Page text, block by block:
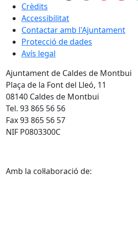
Crèdits
Accessibilitat
Contactar amb l'Ajuntament
Protecció de dades
Avís legal
Ajuntament de Caldes de Montbui
Plaça de la Font del Lleó, 11
08140 Caldes de Montbui
Tel. 93 865 56 56
Fax 93 865 56 57
NIF P0803300C
Amb la col·laboració de: